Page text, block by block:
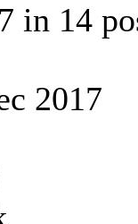
in 14
2017